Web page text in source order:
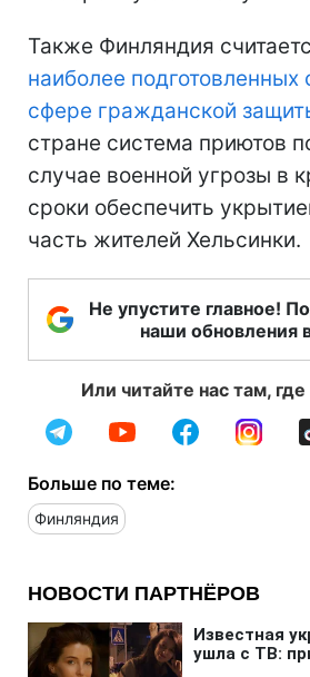
Также Финляндия
наиболее подготовленных
сфере гражданской
стране система приютов
случае военной угрозы в
сроки обеспечить
часть жителей Хельсинки.
Не упустите главное!
наши обновления
Или читайте нас там,
Больше по теме:
Финляндия